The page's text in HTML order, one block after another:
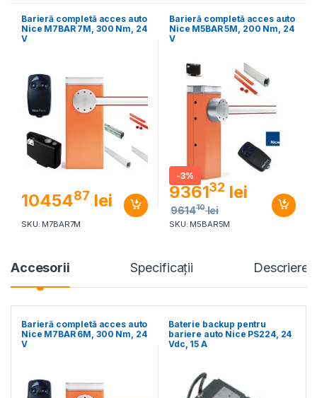
Barieră completă acces auto
Nice M7BAR 7M, 300 Nm, 24
V
1045487 lei
SKU: M7BAR7M
Barieră completă acces auto
Nice M5BAR 5M, 200 Nm, 24
V
-3%
936132 lei
961410 lei
SKU: M5BAR5M
Accesorii Specificaţii Descriere
Barieră completă acces auto
Nice M7BAR 6M, 300 Nm, 24
V
Baterie backup pentru
bariere auto Nice PS224, 24
Vdc, 15 A